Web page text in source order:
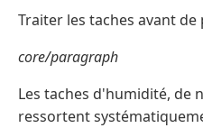
Traiter les taches avant de
core/paragraph
Les taches d'humidité, de
ressortent